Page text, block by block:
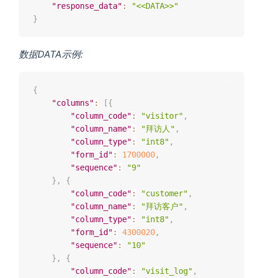
"response_data" :
"<<DATA>>"
}
数据DATA示例:
{
"columns" : [{
"column_code" : "visitor" ,
"column_name" : "拜访人" ,
"column_type" : "int8" ,
"form_id" : 1700000,
"sequence" :
"9"
} ,
{
"column_code" : "customer" ,
"column_name" : "拜访客户" ,
"column_type" : "int8" ,
"form_id" : 4300020,
"sequence" :
"10"
} ,
{
"column_code" : "visit_log" ,